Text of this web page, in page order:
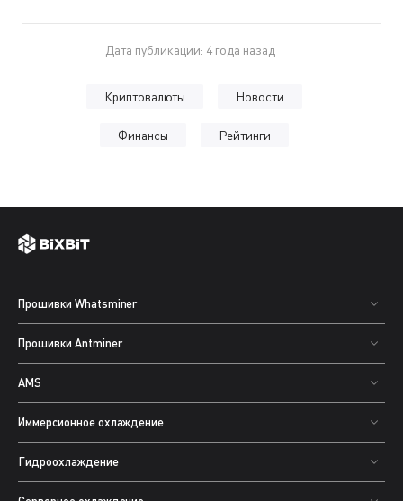
Дата публикации: 4 года назад
Криптовалюты Новости
Финансы Рейтинги
Прошивки Whatsminer
Прошивки Antminer
AMS
Иммерсионное охлаждение
Гидроохлаждение